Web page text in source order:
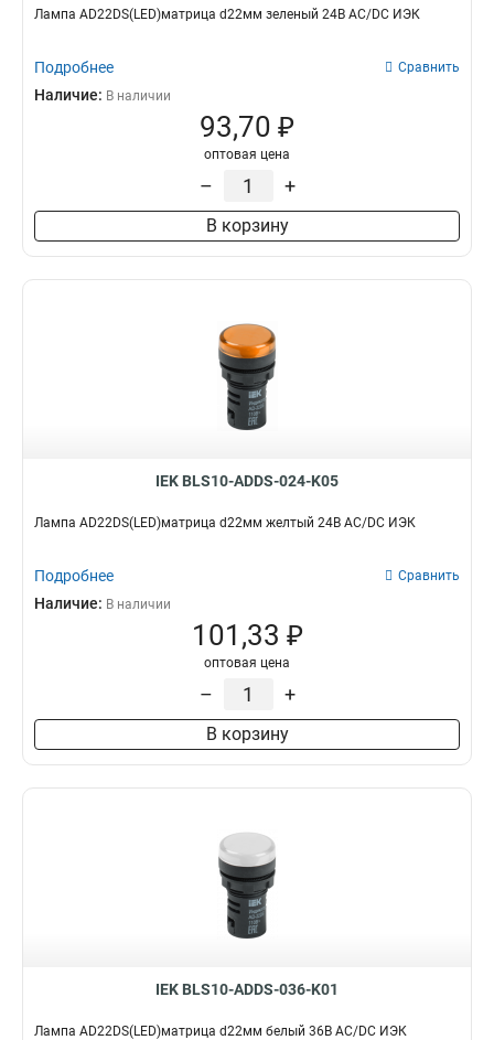
Лампа AD22DS(LED)матрица d22мм зеленый 24В AC/DC ИЭК
Подробнее Сравнить
Наличие: В наличии
93,70 ₽
оптовая цена
– +
В корзину
IEK BLS10-ADDS-024-K05
Лампа AD22DS(LED)матрица d22мм желтый 24В AC/DC ИЭК
Подробнее Сравнить
Наличие: В наличии
101,33 ₽
оптовая цена
– +
В корзину
IEK BLS10-ADDS-036-K01
Лампа AD22DS(LED)матрица d22мм белый 36В AC/DC ИЭК